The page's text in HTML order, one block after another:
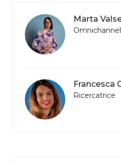
Marta
Francesca
Ricercatrice